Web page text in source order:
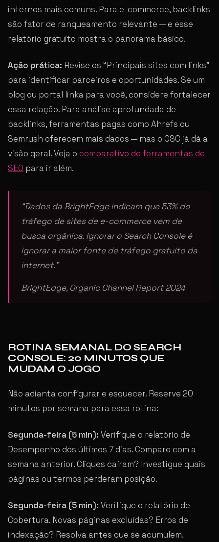
internos mais comuns. Para e-commerce, backlinks
são fator de ranqueamento relevante — e esse
relatório gratuito mostra o panorama básico.
Ação prática: Revise os “Principais sites com links”
para identificar parceiros e oportunidades. Se um
blog ou portal linka para você, considere fortalecer
essa relação. Para análise aprofundada de
backlinks, ferramentas pagas como Ahrefs ou
Semrush oferecem mais dados — mas o GSC já dá a
visão geral. Veja o comparativo de ferramentas de
SEO para ir além.
“Dados da BrightEdge indicam que 53% do
tráfego de sites de e-commerce vem de
busca orgânica. Ignorar o Search Console é
ignorar a maior fonte de tráfego gratuito da
internet.”
BrightEdge, Organic Channel Report 2024
ROTINA SEMANAL DO SEARCH
CONSOLE: 20 MINUTOS QUE
MUDAM O JOGO
Não adianta configurar e esquecer. Reserve 20
minutos por semana para essa rotina:
Segunda-feira (5 min): Verifique o relatório de
Desempenho dos últimos 7 dias. Compare com a
semana anterior. Cliques caíram? Investigue quais
páginas ou termos perderam posição.
Segunda-feira (5 min): Verifique o relatório de
Cobertura. Novas páginas excluídas? Erros de
indexação? Resolva antes que se acumulem.